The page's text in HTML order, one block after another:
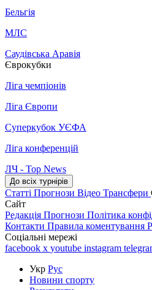
Бельгія
МЛС
Саудівська Аравія
Єврокубки
Ліга чемпіонів
Ліга Європи
Суперкубок УЄФА
Ліга конференцій
ЛЧ - Top News
До всіх турнірів
Статті Прогнози Відео Трансфери
Сайт
Редакція Прогнози Політика
Контакти Правила коментування
Соціальні мережі
facebook x youtube instagram
Укр Рус
Новини спорту